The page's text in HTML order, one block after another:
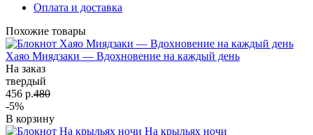
Оплата и доставка
Похожие товары
Хаяо Миядзаки — Вдохновение на каждый день
На заказ
твердый
456 р.480
-5%
В корзину
На крыльях ночи